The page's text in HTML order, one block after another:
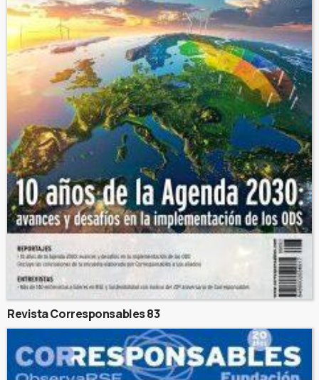
Revista Corresponsables 83